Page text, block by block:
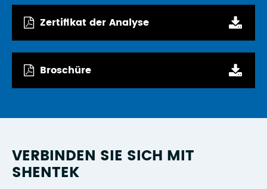
Zertifikat der Analyse
Broschüre
VERBINDEN SIE SICH MIT
SHENTEK